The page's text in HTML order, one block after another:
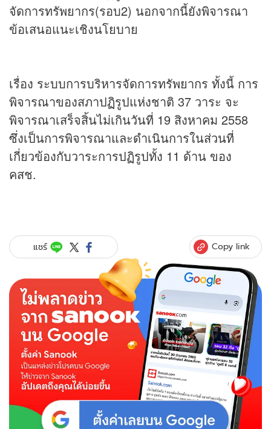
จัดการทรัพยากร(รอบ2) นอกจากนี้ยังพิจารณา
ข้อเสนอแนะเชิงนโยบาย
เรื่อง ระบบการบริหารจัดการทรัพยากร ทั้งนี้ การ
พิจารณาของสภาปฏิรูปแห่งชาติ 37 วาระ จะ
พิจารณาเสร็จสิ้นไม่เกินวันที่ 19 สิงหาคม 2558
ซึ่งเป็นการพิจารณาและดำเนินการในส่วนที่
เกี่ยวข้องกับวาระการปฏิรูปทั้ง 11 ด้าน ของ
คสช.
แชร์ Copy link